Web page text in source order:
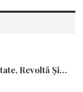
Revoltă Și…